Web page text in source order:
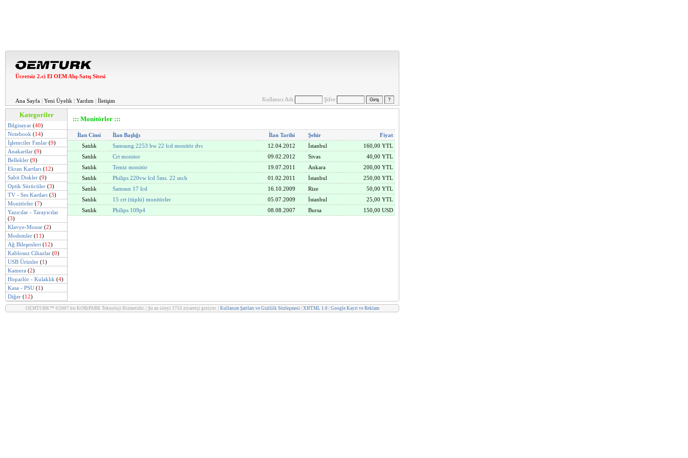
Ücretsiz 2.ci El OEM Alış-Satış Sitesi
Ana Sayfa | Yeni Üyelik | Yardım | İletişim Kullanıcı Adı: Şifre:
Kategoriler
Bilgisayar (40)
Notebook (14)
İşlemciler Fanlar (9)
Anakartlar (9)
Bellekler (9)
Ekran Kartları (12)
Sabit Diskler (9)
Optik Sürücüler (3)
TV - Ses Kartları (3)
Monitörler (7)
Yazıcılar - Tarayıcılar
(3)
Klavye-Mouse (2)
Modemler (11)
Ağ Bileşenleri (12)
Kablosuz Cihazlar (0)
USB Ürünler (1)
Kamera (2)
Hoparlör - Kulaklık (4)
Kasa - PSU (1)
Diğer (12)
::: Monitörler :::
İlan Cinsi İlan Başlığı İlan Tarihi Şehir
Fiyat
Satılık
Samsung 2253 bw 22 lcd monitör dvı 12.04.2012 İstanbul
160,00 YTL
Satılık
Crt monitor 09.02.2012 Sivas
40,00 YTL
Satılık
Temiz monitör 19.07.2011 Ankara
200,00 YTL
Satılık
Philips 220vw lcd 5ms. 22 ınch 01.02.2011 İstanbul
250,00 YTL
Satılık
Samsun 17 lcd 16.10.2009 Rize
50,00 YTL
Satılık
15 crt (tüplü) monitörler 05.07.2009 İstanbul
25,00 YTL
Satılık
Philips 109p4 08.08.2007 Bursa 150,00 USD
OEMTURK™ ©2007 bir KOBiPARK Teknoloji Hizmetidir. | Şu an siteyi 1755 ziyaretçi geziyor. | Kullanım Şartları ve Gizlilik Sözleşmesi XHTML 1.0 Google Kayıt ve Reklam